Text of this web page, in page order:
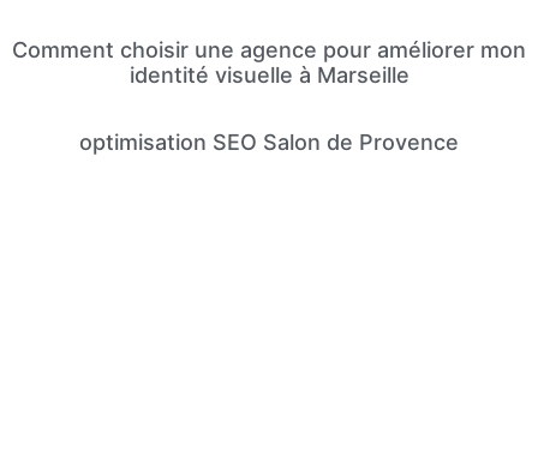
Comment choisir une agence pour améliorer mon
identité visuelle à Marseille
optimisation SEO Salon de Provence